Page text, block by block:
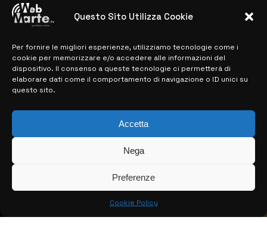
Questo Sito Utilizza Cookie
Per fornire le migliori esperienze, utilizziamo tecnologie come i
cookie per memorizzare e/o accedere alle informazioni del
dispositivo. Il consenso a queste tecnologie ci permetterà di
elaborare dati come il comportamento di navigazione o ID unici su
questo sito.
Accetta
Nega
Preferenze
Cookie Policy
MAPPA DEL SITO
> NOTIZIE